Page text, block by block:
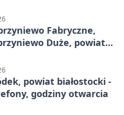
Fabryczne,
Duże, powiat
powiat białostocki -
godziny otwarcia